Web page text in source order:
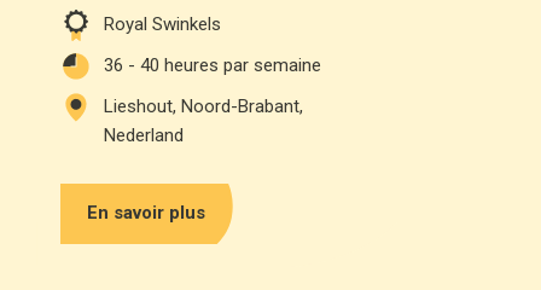
Royal Swinkels
36 - 40 heures par semaine
Lieshout, Noord-Brabant,
Nederland
En savoir plus